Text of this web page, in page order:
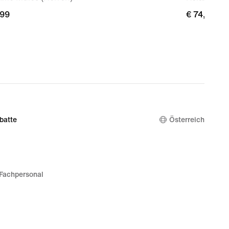
€ 74,99
€ 74,99
Österreich